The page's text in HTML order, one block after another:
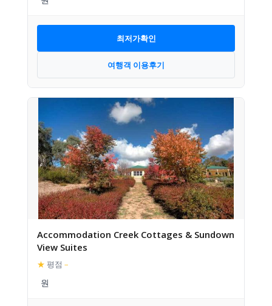
최저가확인
여행객 이용후기
Accommodation Creek Cottages & Sundown
View Suites
★ 평점 –